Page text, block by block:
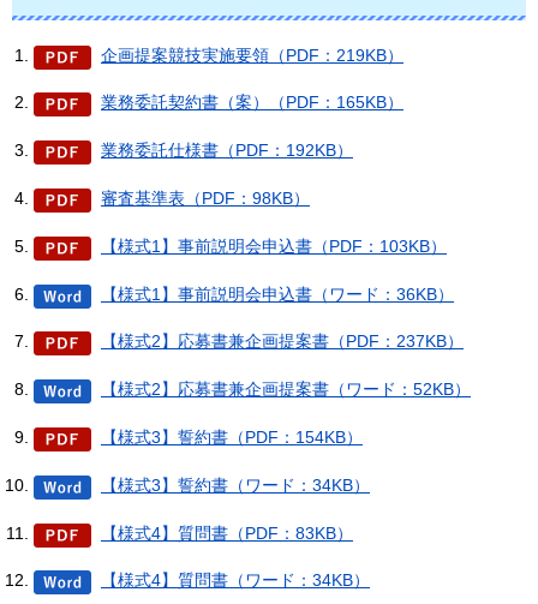
企画提案競技実施要領（PDF：219KB）
業務委託契約書（案）（PDF：165KB）
業務委託仕様書（PDF：192KB）
審査基準表（PDF：98KB）
【様式1】事前説明会申込書（PDF：103KB）
【様式1】事前説明会申込書（ワード：36KB）
【様式2】応募書兼企画提案書（PDF：237KB）
【様式2】応募書兼企画提案書（ワード：52KB）
【様式3】誓約書（PDF：154KB）
【様式3】誓約書（ワード：34KB）
【様式4】質問書（PDF：83KB）
【様式4】質問書（ワード：34KB）